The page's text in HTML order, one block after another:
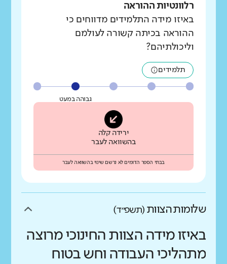
רלוונטיות ההוראה
באיזו מידה התלמידים מדווחים כי
ההוראה בכיתה קשורה לעולמם
וליכולתיהם?
תלמידים
גבוהה במעט
ירידה קלה
בהשוואה לעבר
בבתי הספר הדומים לא נרשם שינוי בהשוואה לעבר
שלומות הצוות (תשפ״ד)
באיזו מידה הצוות החינוכי מרוצה
מתהליכי העבודה וחש בטוח